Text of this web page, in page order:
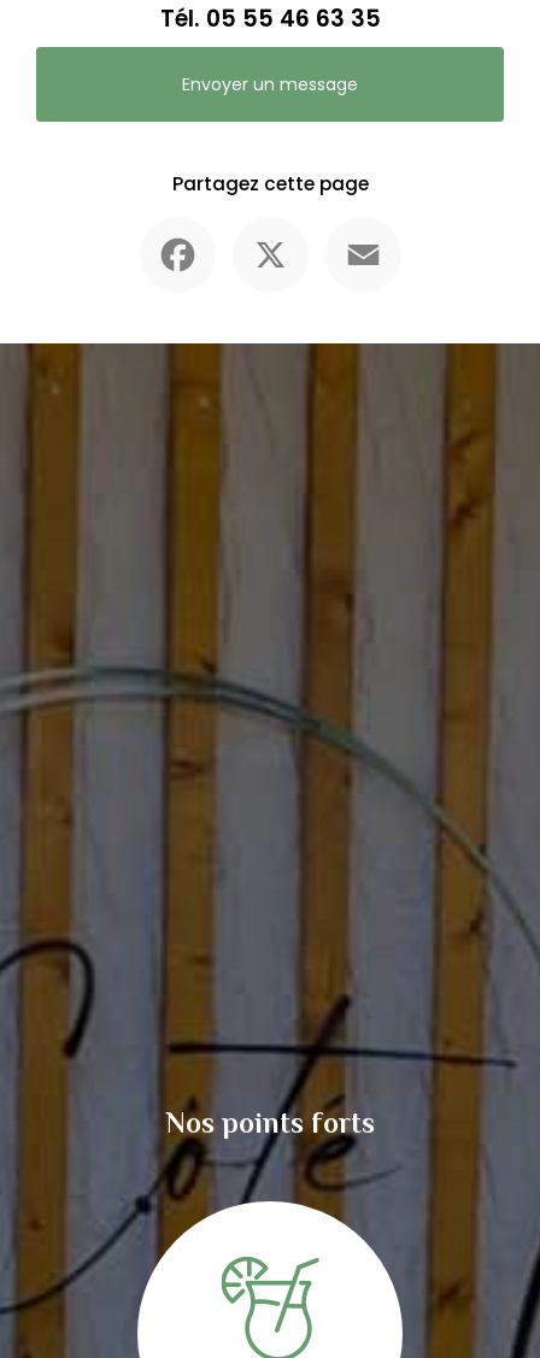
Tél. 05 55 46 63 35
Envoyer un message
Partagez cette page
Nos points forts